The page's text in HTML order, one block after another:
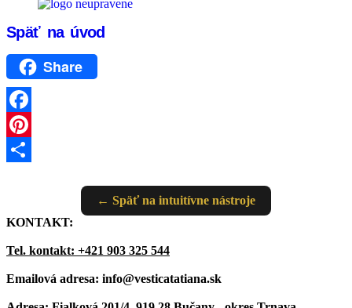
Späť na úvod
Share
Facebook
Pinterest
← Späť na intuitívne nástroje
KONTAKT:
Tel. kontakt: +421 903 325 544
Emailová adresa: info@vesticatatiana.sk